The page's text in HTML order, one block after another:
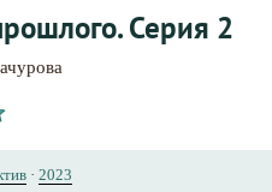
Серия 2
· 2023